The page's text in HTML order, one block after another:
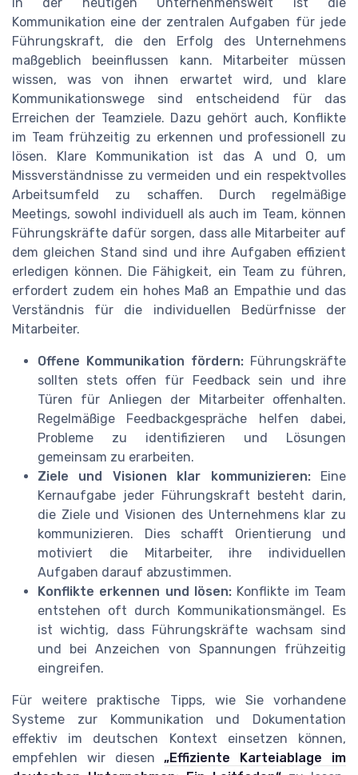
In der heutigen Unternehmenswelt ist die
Kommunikation eine der zentralen Aufgaben für jede
Führungskraft, die den Erfolg des Unternehmens
maßgeblich beeinflussen kann. Mitarbeiter müssen
wissen, was von ihnen erwartet wird, und klare
Kommunikationswege sind entscheidend für das
Erreichen der Teamziele. Dazu gehört auch, Konflikte
im Team frühzeitig zu erkennen und professionell zu
lösen. Klare Kommunikation ist das A und O, um
Missverständnisse zu vermeiden und ein respektvolles
Arbeitsumfeld zu schaffen. Durch regelmäßige
Meetings, sowohl individuell als auch im Team, können
Führungskräfte dafür sorgen, dass alle Mitarbeiter auf
dem gleichen Stand sind und ihre Aufgaben effizient
erledigen können. Die Fähigkeit, ein Team zu führen,
erfordert zudem ein hohes Maß an Empathie und das
Verständnis für die individuellen Bedürfnisse der
Mitarbeiter.
Offene Kommunikation fördern: Führungskräfte
sollten stets offen für Feedback sein und ihre
Türen für Anliegen der Mitarbeiter offenhalten.
Regelmäßige Feedbackgespräche helfen dabei,
Probleme zu identifizieren und Lösungen
gemeinsam zu erarbeiten.
Ziele und Visionen klar kommunizieren:Eine
Kernaufgabe jeder Führungskraft besteht darin,
die Ziele und Visionen des Unternehmens klar zu
kommunizieren. Dies schafft Orientierung und
motiviert die Mitarbeiter, ihre individuellen
Aufgaben darauf abzustimmen.
Konflikte erkennen und lösen: Konflikte im Team
entstehen oft durch Kommunikationsmängel. Es
ist wichtig, dass Führungskräfte wachsam sind
und bei Anzeichen von Spannungen frühzeitig
eingreifen.
Für weitere praktische Tipps, wie Sie vorhandene
Systeme zur Kommunikation und Dokumentation
effektiv im deutschen Kontext einsetzen können,
empfehlen wir diesen„Effiziente Karteiablage im